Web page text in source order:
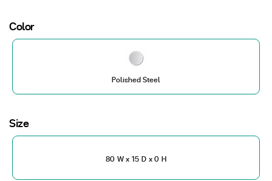
Color
Polished Steel
Size
80 W x 15 D x 0 H